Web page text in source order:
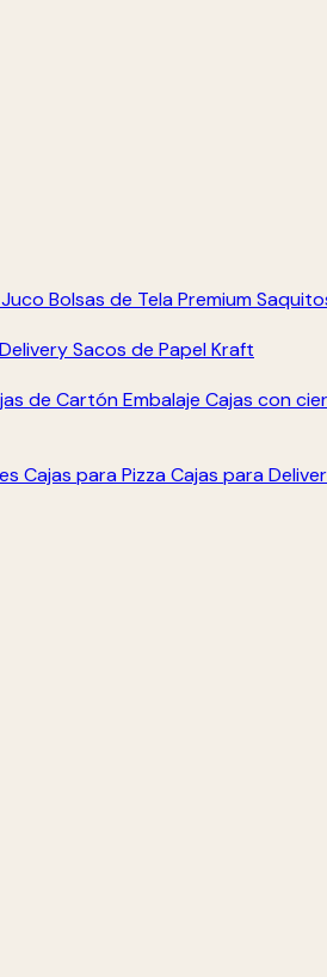
Bolsas de Tela Premium
Sacos de Papel Kraft
de Cartón Embalaje Cajas con
Cajas para Pizza Cajas para